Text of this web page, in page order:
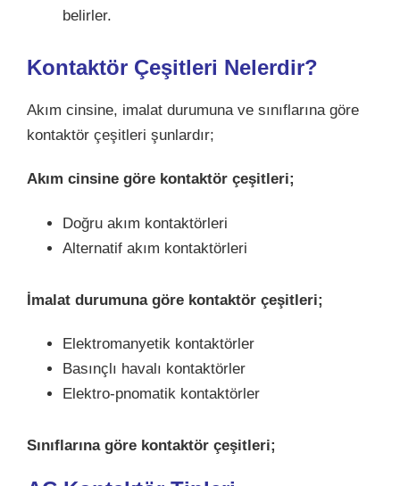
belirler.
Kontaktör Çeşitleri Nelerdir?
Akım cinsine, imalat durumuna ve sınıflarına göre
kontaktör çeşitleri şunlardır;
Akım cinsine göre kontaktör çeşitleri;
Doğru akım kontaktörleri
Alternatif akım kontaktörleri
İmalat durumuna göre kontaktör çeşitleri;
Elektromanyetik kontaktörler
Basınçlı havalı kontaktörler
Elektro-pnomatik kontaktörler
Sınıflarına göre kontaktör çeşitleri;